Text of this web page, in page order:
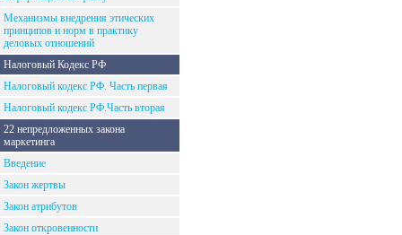
Механизмы внедрения этических
принципов и норм в практику
деловых отношений
Налоговый Кодекс РФ
Налоговый кодекс РФ. Часть первая
Налоговый кодекс РФ.Часть вторая
22 непредложенных закона
маркетинга
Введение
Закон жертвы
Закон атрибутов
Закон откровенности